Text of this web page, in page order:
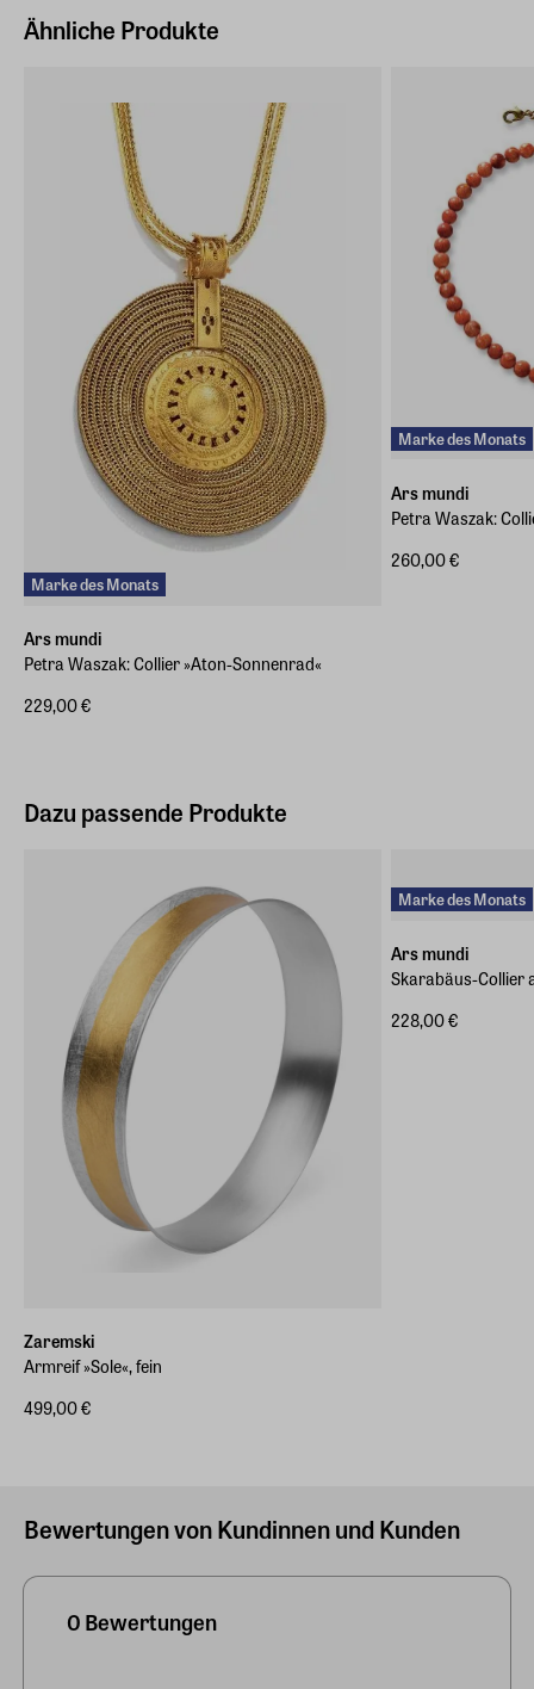
Deutschland (EU)
Ähnliche Produkte
Marke des Monats
Ars mundi
Petra Waszak: Collier »Aton-Sonnenrad«
229,00 €
Marke des Monats
Ars mundi
Petra Waszak:
260,00 €
Dazu passende Produkte
Zaremski
Armreif »Sole«, fein
499,00 €
Marke des Monats
Ars mundi
Skarabäus-Collier
228,00 €
Bewertungen von Kundinnen und Kunden
0 Bewertungen